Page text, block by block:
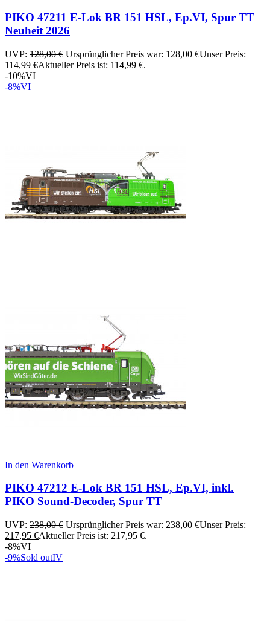
PIKO 47211 E-Lok BR 151 HSL, Ep.VI, Spur TT
Neuheit 2026
UVP: 128,00€ Ursprünglicher Preis war: 128,00 €Unser Preis:
114,99 €Aktueller Preis ist: 114,99 €.
-10%VI
-8%VI
In den Warenkorb
PIKO 47212 E-Lok BR 151 HSL, Ep.VI, inkl.
PIKO Sound-Decoder, Spur TT
UVP: 238,00€ Ursprünglicher Preis war: 238,00 €Unser Preis:
217,95 €Aktueller Preis ist: 217,95 €.
-8%VI
-9%Sold outIV